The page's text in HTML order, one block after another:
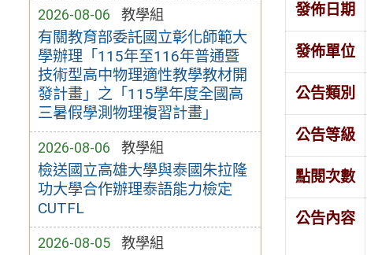
2026-08-06 教學組
有關教育部委託國立彰化師範大
學辦理「115年至116年普通暨
技術型高中物理適性教學教材開
發計畫」之「115學年度全國高
三暑假學測物理複習計畫」
2026-08-06 教學組
檢送國立高雄大學與泰國朱拉隆
功大學合作辦理泰語能力檢定
CUTFL
2026-08-05 教學組
發佈日期
發佈單位
公告類別
公告等級
點閱次數
公告內容